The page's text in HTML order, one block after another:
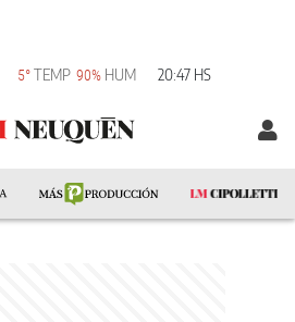
5° TEMP 90% HUM 20:47 HS